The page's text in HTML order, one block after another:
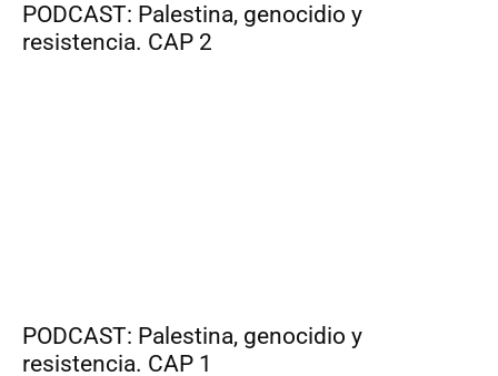
PODCAST: Palestina, genocidio y
resistencia. CAP 2
PODCAST: Palestina, genocidio y
resistencia. CAP 1